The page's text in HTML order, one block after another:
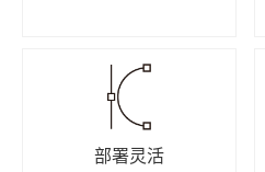
部署灵活